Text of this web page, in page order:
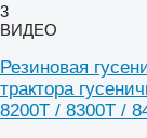
3
ВИДЕО
Резиновая
трактора
8200T / 8300T /